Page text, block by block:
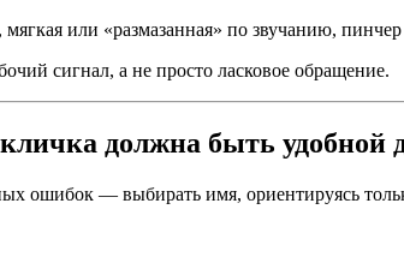
или «размазанная» по звучанию,
сигнал, а не просто ласковое обращение.
должна быть удобной
ошибок — выбирать имя, ориентируясь